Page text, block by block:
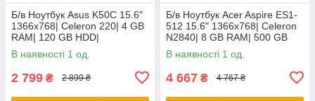
Б/в Ноутбук Asus K50C 15.6"
1366x768| Celeron 220| 4 GB
RAM| 120 GB HDD|
В наявності 1 од.
2 799 ₴ 2 899 ₴
Б/в Ноутбук Acer Aspire ES1-
512 15.6" 1366x768| Celeron
N2840| 8 GB RAM| 500 GB
HDD| HD
В наявності 1 од.
4 667 ₴ 4 767 ₴